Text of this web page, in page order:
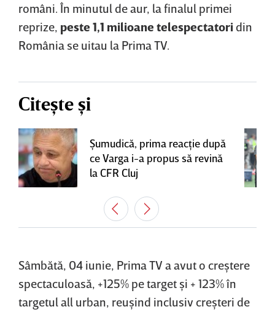
români. În minutul de aur, la finalul primei
reprize, peste 1,1 milioane telespectatori din
România se uitau la Prima TV.
Citește și
Şumudică, prima reacţie după
ce Varga i-a propus să revină
la CFR Cluj
Sâmbătă, 04 iunie, Prima TV a avut o creştere
spectaculoasă, +125% pe target şi + 123% în
targetul all urban, reuşind inclusiv creşteri de